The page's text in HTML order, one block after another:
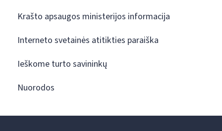
Krašto apsaugos ministerijos informacija
Interneto svetainės atitikties paraiška
Ieškome turto savininkų
Nuorodos